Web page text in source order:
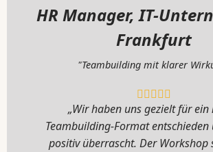
HR Manager, IT-
Frankfurt
"Teambuilding mit klarer
„Wir haben uns gezielt für ein
Teambuilding-Format
positiv überrascht. Der Workshop